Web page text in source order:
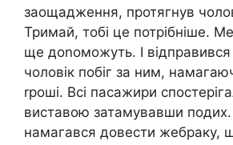
заощадження, протягнув
Тримай, тобі це потрібніше.
ще доnоможуть. І відправився
чоловік побіг за ним,
rроші. Всі пасажири
виставою затамувавши подих.
намагався довести жебраку,